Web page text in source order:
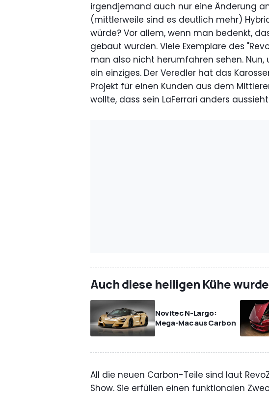
irgendjemand auch nur eine Änderung
(mittlerweile sind es deutlich mehr)
würde? Vor allem, wenn man bedenkt,
gebaut wurden. Viele Exemplare des
man also nicht herumfahren sehen. Nun,
ein einziges. Der Veredler hat das
Projekt für einen Kunden aus dem
wollte, dass sein LaFerrari anders
Auch diese heiligen Kühe
Novitec N-Largo:
Mega-Mac aus Carbon
All die neuen Carbon-Teile sind laut
Show. Sie erfüllen einen funktionalen